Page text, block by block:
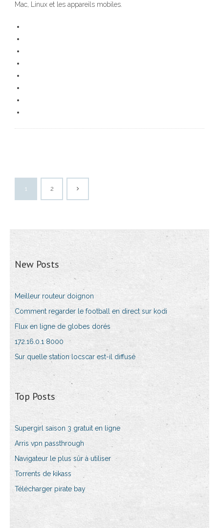
Mac, Linux et les appareils mobiles.
1 2
New Posts
Meilleur routeur doignon
Comment regarder le football en direct sur kodi
Flux en ligne de globes dorés
172.16.0.1 8000
Sur quelle station locscar est-il diffusé
Top Posts
Supergirl saison 3 gratuit en ligne
Arris vpn passthrough
Navigateur le plus sûr à utiliser
Torrents de kikass
Télécharger pirate bay